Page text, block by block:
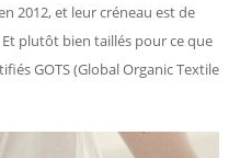
2012, et leur créneau est de
plutôt bien taillés pour ce que
GOTS (Global Organic Textile